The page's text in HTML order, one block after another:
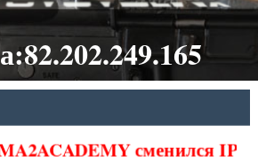
сменился IP